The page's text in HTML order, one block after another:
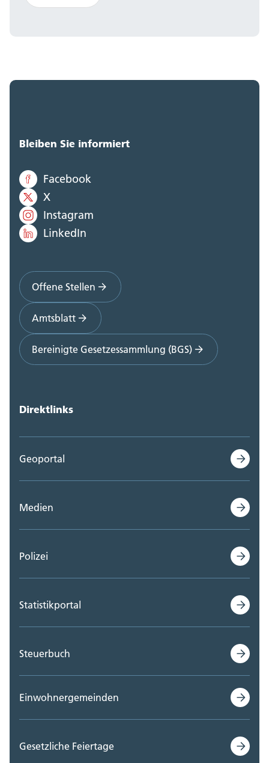
Bleiben Sie informiert
Facebook
X
Instagram
LinkedIn
Offene Stellen
Amtsblatt
Bereinigte Gesetzessammlung (BGS)
Direktlinks
Geoportal
Medien
Polizei
Statistikportal
Steuerbuch
Einwohnergemeinden
Gesetzliche Feiertage